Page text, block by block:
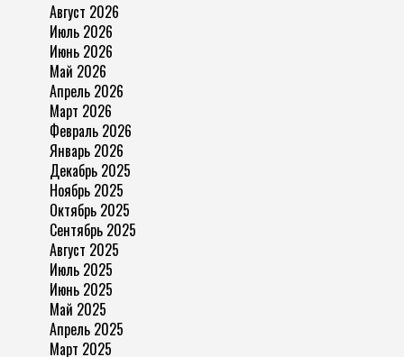
Август 2026
Июль 2026
Июнь 2026
Май 2026
Апрель 2026
Март 2026
Февраль 2026
Январь 2026
Декабрь 2025
Ноябрь 2025
Октябрь 2025
Сентябрь 2025
Август 2025
Июль 2025
Июнь 2025
Май 2025
Апрель 2025
Март 2025